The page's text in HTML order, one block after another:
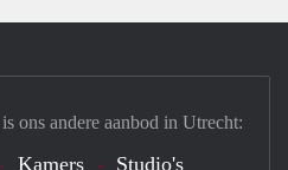
ons andere aanbod in Utrecht:
Kamers Studio's